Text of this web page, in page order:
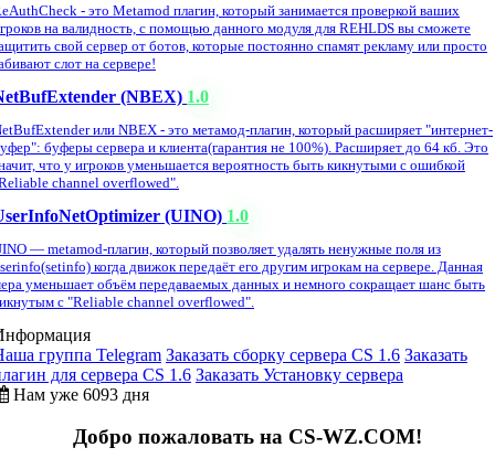
- это Metamod плагин, который занимается проверкой ваших
на валидность, с помощью данного модуля для REHLDS вы сможете
свой сервер от ботов, которые постоянно спамят рекламу или просто
слот на сервере!
(NBEX) 1.0
или NBEX - это метамод-плагин, который расширяет "интернет-
буферы сервера и клиента(гарантия не 100%). Расширяет до 64 кб. Это
что у игроков уменьшается вероятность быть кикнутыми с ошибкой
channel overflowed".
(UINO) 1.0
— metamod-плагин, который позволяет удалять ненужные поля из
когда движок передаёт его другим игрокам на сервере. Данная
уменьшает объём передаваемых данных и немного сокращает шанс быть
с "Reliable channel overflowed".
группа Telegram Заказать сборку сервера CS 1.6 Заказать
для сервера CS 1.6 Заказать Установку сервера
Нам уже 6093 дня
Добро пожаловать на CS-WZ.COM!